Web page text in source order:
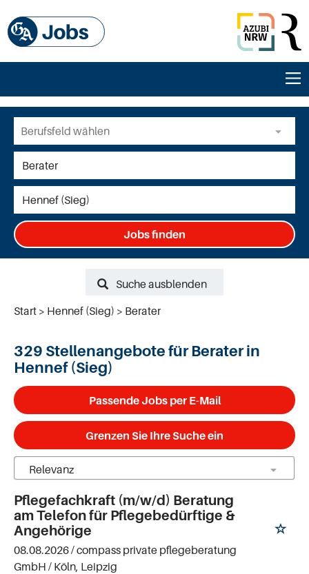
Jobs finden
Suche ausblenden
Start
Hennef (Sieg) Berater
329 Stellenangebote für Berater in
Hennef (Sieg)
Passende Jobs per E-Mail
Grenzen Sie Ihre Suche ein
Pflegefachkraft (m/w/d) Beratung
am Telefon für Pflegebedürftige &
Angehörige
08.08.2026 /compass private pflegeberatung
GmbH / Köln, Leipzig